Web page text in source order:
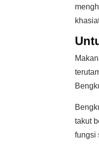
takut
fungsi